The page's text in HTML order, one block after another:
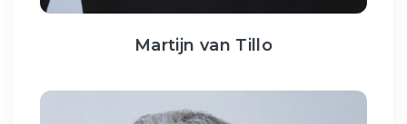
Martijn van Tillo